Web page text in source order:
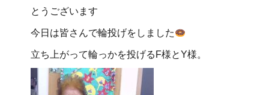
とうございます
今日は皆さんで輪投げをしました
立ち上がって輪っかを投げるF様とY様。